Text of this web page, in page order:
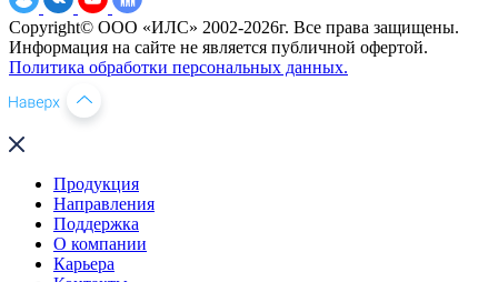
Copyright© ООО «ИЛС» 2002-2026г. Все права защищены.
Информация на сайте не является публичной офертой.
Политика обработки персональных данных.
Продукция
Направления
Поддержка
О компании
Карьера